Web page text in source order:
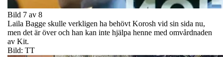
Bild 7 av 8
Laila Bagge skulle verkligen ha behövt Korosh vid sin sida nu,
men det är över och han kan inte hjälpa henne med omvårdnaden
av Kit.
Bild: TT